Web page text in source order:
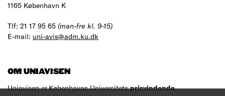
1165 København K
Tlf: 21 17 95 65 (man-fre kl. 9-15)
E-mail: uni-avis@adm.ku.dk
OM UNIAVISEN
Uniavisen er Københavns Universitetsprisvindende,